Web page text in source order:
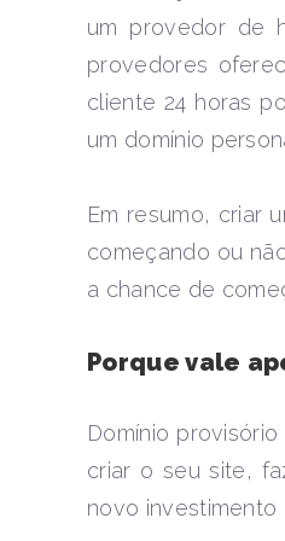
um provedor de
provedores
cliente 24 horas
um domínio
Em resumo, criar
começando ou
a chance de
Porque vale
Domínio
criar o seu site,
novo investimento